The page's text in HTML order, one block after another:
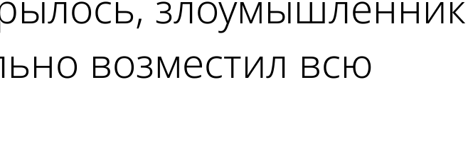
возместил всю